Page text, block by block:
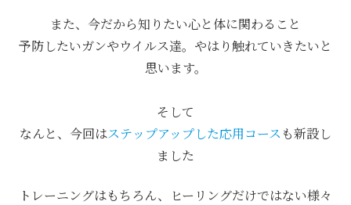
また、今だから知りたい心と体に関わること
予防したいガンやウイルス達。やはり触れていきたいと
思います。
そして
なんと、今回はステップアップした応用コース も新設し
ました
トレーニングはもちろん、ヒーリングだけではない様々